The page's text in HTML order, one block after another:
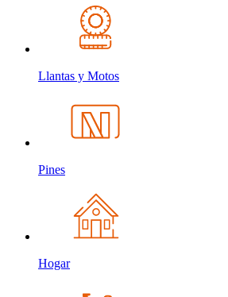
Llantas y Motos
Pines
Hogar